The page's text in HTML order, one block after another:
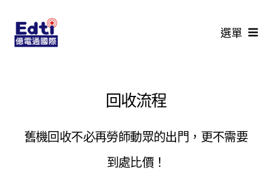
content
選單
最新活動
價格查詢
回收流程
舊機回收不必再勞師動眾的出門，更不需要
到處比價！